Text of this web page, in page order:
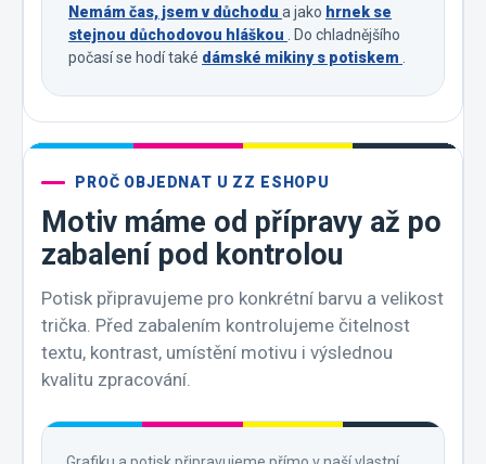
Nemám čas, jsem v důchodu a jako hrnek se
stejnou důchodovou hláškou . Do chladnějšího
počasí se hodí také dámské mikiny s potiskem .
PROČ OBJEDNAT U ZZ ESHOPU
Motiv máme od přípravy až po
zabalení pod kontrolou
Potisk připravujeme pro konkrétní barvu a velikost
trička. Před zabalením kontrolujeme čitelnost
textu, kontrast, umístění motivu i výslednou
kvalitu zpracování.